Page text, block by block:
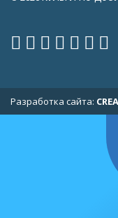
Разработка сайта: